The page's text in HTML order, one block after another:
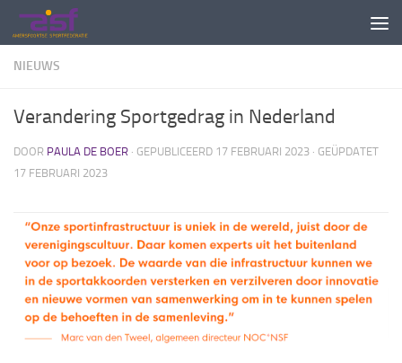
Doorgaan naar inhoud
NIEUWS
Verandering Sportgedrag in Nederland
DOOR PAULA DE BOER · GEPUBLICEERD 17 FEBRUARI 2023 · GEÜPDATET
17 FEBRUARI 2023